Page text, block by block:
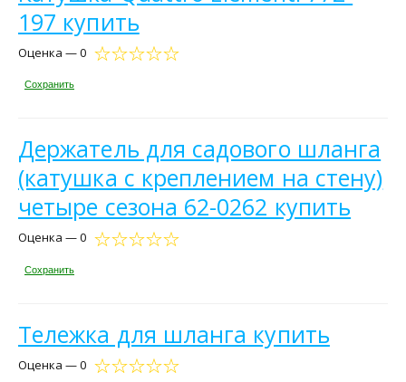
197 купить
Оценка — 0
Сохранить
Держатель для садового шланга
(катушка с креплением на стену)
четыре сезона 62-0262 купить
Оценка — 0
Сохранить
Тележка для шланга купить
Оценка — 0